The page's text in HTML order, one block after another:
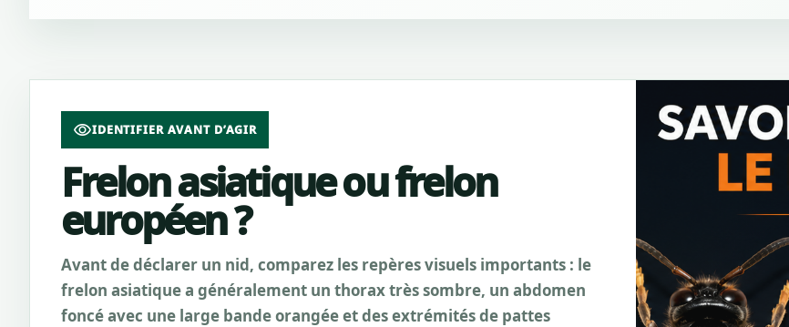
visibilityIDENTIFIER AVANT D’AGIR
Frelon asiatique ou frelon
européen ?
Avant de déclarer un nid, comparez les repères visuels importants : le
frelon asiatique a généralement un thorax très sombre, un abdomen
foncé avec une large bande orangée et des extrémités de pattes